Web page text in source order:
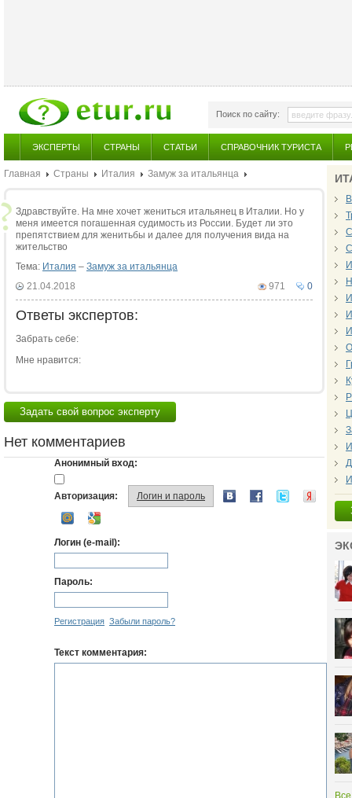
Поиск по сайту:
ЭКСПЕРТЫ СТРАНЫ СТАТЬИ СПРАВОЧНИК ТУРИСТА
Главная Страны Италия Замуж за итальянца
Здравствуйте. На мне хочет жениться итальянец в Италии. Но у
меня имеется погашенная судимость из России. Будет ли это
препятствием для женитьбы и далее для получения вида на
жительство
Тема: Италия – Замуж за итальянца
0
971
21.04.2018
Ответы экспертов:
Забрать себе:
Мне нравится:
Задать свой вопрос эксперту
Нет комментариев
Анонимный вход:
Авторизация: Логин и пароль
Логин (e-mail):
Пароль:
Регистрация Забыли пароль?
Текст комментария: